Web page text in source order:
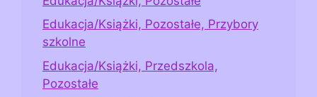
Edukacja/Książki, Pozostałe, Przybory
szkolne
Edukacja/Książki, Przedszkola,
Pozostałe